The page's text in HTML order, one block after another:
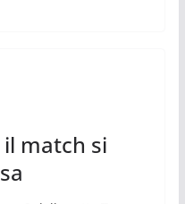
match si